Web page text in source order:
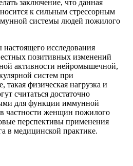
заключение, что данная
к сильным стрессорным
системы людей пожилого
настоящего исследования
позитивных изменений
активности нейромышечной,
систем при
такая физическая нагрузка и
считаться достаточно
для функции иммунной
частности женщин пожилого
перспективы применения
в медицинской практике.